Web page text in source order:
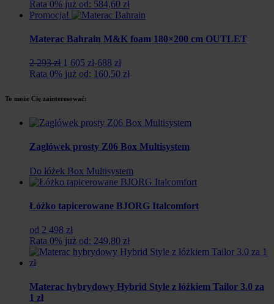
Rata 0% już od: 584,60 zł
Promocja!
Materac Bahrain M&K foam 180×200 cm OUTLET
2 293 zł Pierwotna
cena
1 605 złAktualna
cena
-688 zł
Rata 0% już od: 160,50 zł
To może Cię zainteresować:
Zagłówek prosty Z06 Box Multisystem
Do łóżek Box Multisystem
Łóżko tapicerowane BJORG Italcomfort
od 2 498 zł
Rata 0% już od: 249,80 zł
Materac hybrydowy Hybrid Style z łóżkiem Tailor 3.0 za
1 zł